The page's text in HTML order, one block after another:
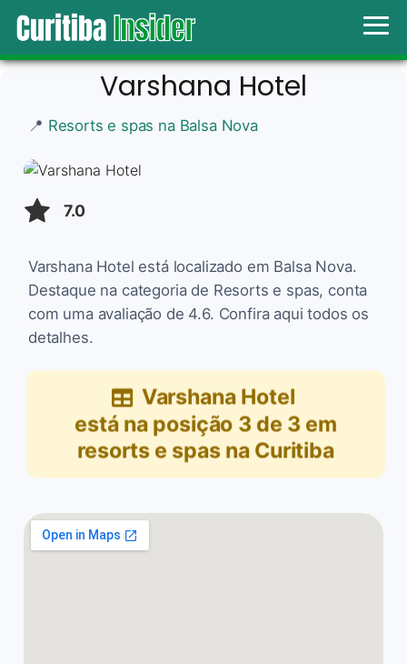
Varshana Hotel
📍 Resorts e spas na Balsa Nova
7.0
Varshana Hotel está localizado em Balsa Nova.
Destaque na categoria de Resorts e spas, conta
com uma avaliação de 4.6. Confira aqui todos os
detalhes.
Varshana Hotel
está na posição 3 de 3 em
resorts e spas na Curitiba